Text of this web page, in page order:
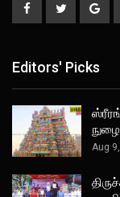
Editors' Picks
Aug